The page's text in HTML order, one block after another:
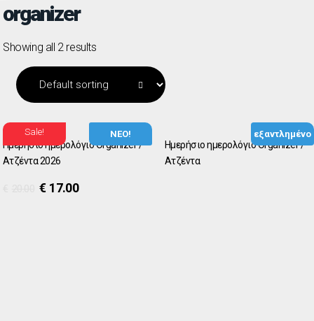
organizer
Showing all 2 results
Sale! ΝΕΟ!
Ημερήσιο ημερολόγιο Organizer /
Ατζέντα 2026
€ 17.00
εξαντλημένο
Ημερήσιο ημερολόγιο Organizer /
Ατζέντα